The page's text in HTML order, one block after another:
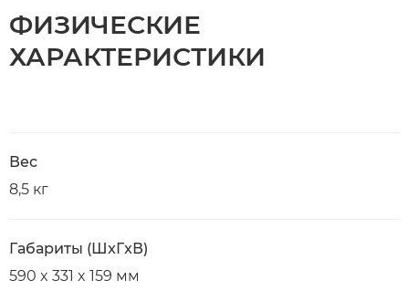
ФИЗИЧЕСКИЕ
ХАРАКТЕРИСТИКИ
Вес
8,5 кг
Габариты (ШxГxВ)
590 x 331 x 159 мм